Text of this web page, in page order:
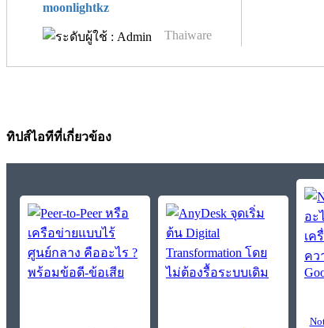
moonlightkz
Thaiware
ทิปส์ไอทีที่เกี่ยวข้อง